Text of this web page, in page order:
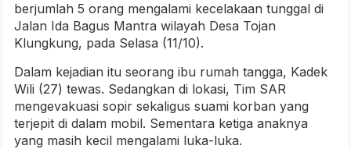
berjumlah 5 orang mengalami kecelakaan tunggal di
Jalan Ida Bagus Mantra wilayah Desa Tojan
Klungkung, pada Selasa (11/10).
Dalam kejadian itu seorang ibu rumah tangga, Kadek
Wili (27) tewas. Sedangkan di lokasi, Tim SAR
mengevakuasi sopir sekaligus suami korban yang
terjepit di dalam mobil. Sementara ketiga anaknya
yang masih kecil mengalami luka-luka.